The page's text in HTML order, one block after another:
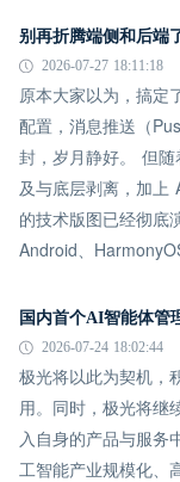
2026-07-27 18:11:18
原本大家以为，搞定
配置，消息推送（
封，岁月静好。 但
及与底层剥离，加上
的技术版图已经彻底
Android、
国内首个AI智能体管
2026-07-24 18:02:44
极光将以此为契机，
用。同时，极光将继
入自身的产品与服务
工智能产业规模化、